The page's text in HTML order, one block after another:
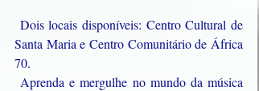
Dois locais disponíveis: Centro Cultural de
Santa Maria e Centro Comunitário de África
70.
Aprenda e mergulhe no mundo da música